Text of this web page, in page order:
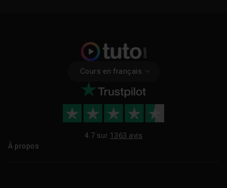
Cours en français
4.7 sur 1363 avis
À propos